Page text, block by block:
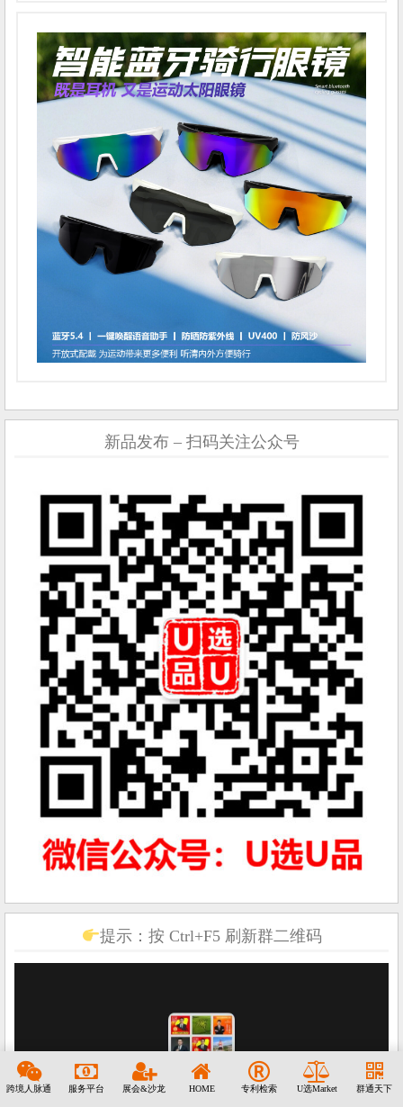
新品发布 – 扫码关注公众号
提示：按 Ctrl+F5 刷新群二维码
跨境人脉通 服务平台 展会&沙龙 HOME 专利检索 U选Market 群通天下